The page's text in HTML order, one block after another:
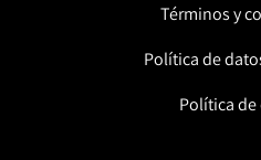
Términos y
Política de
Política